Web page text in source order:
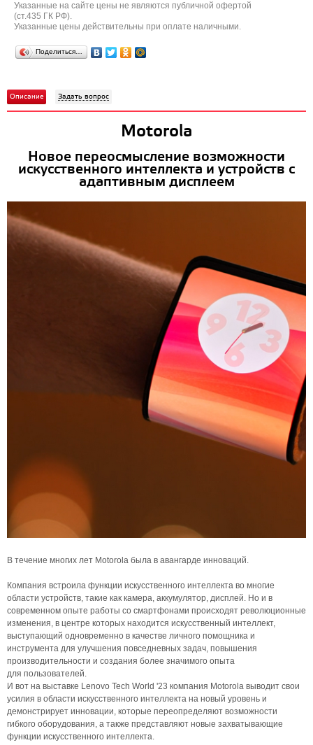
Указанные на сайте цены не являются публичной офертой
(ст.435 ГК РФ).
Указанные цены действительны при оплате наличными.
Поделиться…
Описание Задать вопрос
Motorola
Новое переосмысление возможности
искусственного интеллекта и устройств с
адаптивным дисплеем
В течение многих лет Motorola была в авангарде инноваций.
Компания встроила функции искусственного интеллекта во многие
области устройств, такие как камера, аккумулятор, дисплей. Но и в
современном опыте работы со смартфонами происходят революционные
изменения, в центре которых находится искусственный интеллект,
выступающий одновременно в качестве личного помощника и
инструмента для улучшения повседневных задач, повышения
производительности и создания более значимого опыта
для пользователей.
И вот на выставке Lenovo Tech World '23 компания Motorola выводит свои
усилия в области искусственного интеллекта на новый уровень и
демонстрирует инновации, которые переопределяют возможности
гибкого оборудования, а также представляют новые захватывающие
функции искусственного интеллекта.